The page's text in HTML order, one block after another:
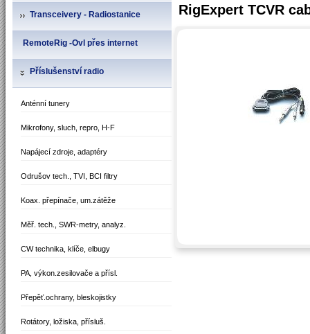
Transceivery - Radiostanice
RemoteRig -Ovl přes internet
Příslušenství radio
Anténní tunery
Mikrofony, sluch, repro, H-F
Napájecí zdroje, adaptéry
Odrušov tech., TVI, BCI filtry
Koax. přepínače, um.zátěže
Měř. tech., SWR-metry, analyz.
CW technika, klíče, elbugy
PA, výkon.zesilovače a přísl.
Přepěť.ochrany, bleskojistky
Rotátory, ložiska, přísluš.
RigExpert TCVR